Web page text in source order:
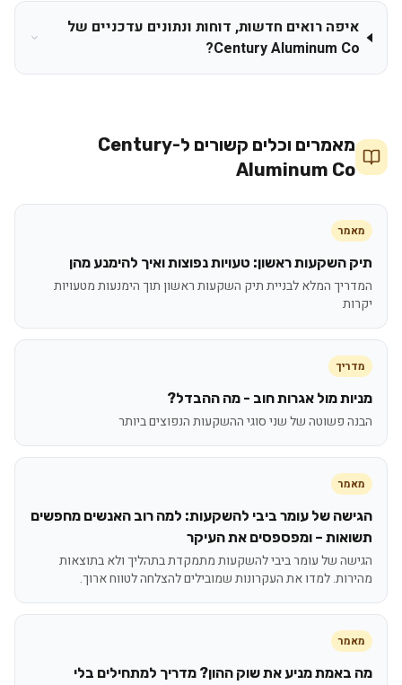
איפה רואים חדשות, דוחות ונתונים עדכניים של
Century Aluminum Co?
מאמרים וכלים קשורים ל-Century
Aluminum Co
מאמר
תיק השקעות ראשון: טעויות נפוצות ואיך להימנע מהן
המדריך המלא לבניית תיק השקעות ראשון תוך הימנעות מטעויות
יקרות
מדריך
מניות מול אגרות חוב - מה ההבדל?
הבנה פשוטה של שני סוגי ההשקעות הנפוצים ביותר
מאמר
הגישה של עומר ביבי להשקעות: למה רוב האנשים מחפשים
תשואות – ומפספסים את העיקר
הגישה של עומר ביבי להשקעות מתמקדת בתהליך ולא בתוצאות
מהירות. למדו את העקרונות שמובילים להצלחה לטווח ארוך.
מאמר
מה באמת מניע את שוק ההון? מדריך למתחילים בלי